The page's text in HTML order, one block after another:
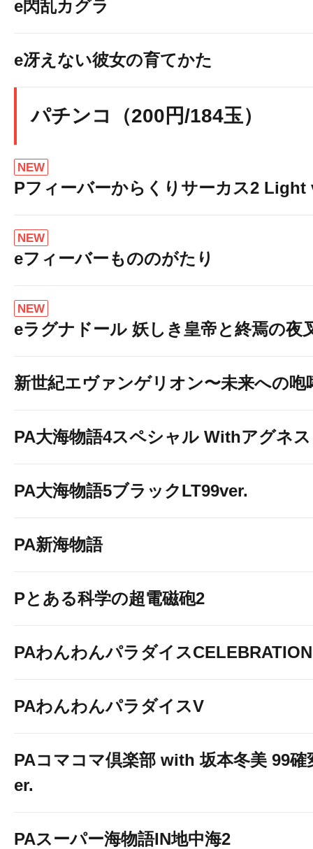
e閃乱カグラ
e冴えない彼女の育てかた
パチンコ（200円/184玉）
NEW
Pフィーバーからくりサーカス2 Light
NEW
eフィーバーもののがたり
NEW
eラグナドール 妖しき皇帝と終焉の夜
新世紀エヴァンゲリオン〜未来への咆
PA大海物語4スペシャル Withアグネ
PA大海物語5ブラックLT99ver.
PA新海物語
Pとある科学の超電磁砲2
PAわんわんパラダイスCELEBRATION
PAわんわんパラダイスV
PAコマコマ倶楽部 with 坂本冬美 99確
er.
PAスーパー海物語IN地中海2